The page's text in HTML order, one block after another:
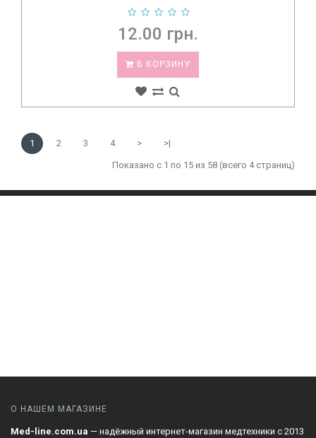
12.00 грн.
В КОРЗИНУ
1 2 3 4 > >|
Показано с 1 по 15 из 58 (всего 4 страниц)
О НАШЕМ МАГАЗИНЕ
Med-line.com.ua — надёжный интернет-магазин медтехники с 2013